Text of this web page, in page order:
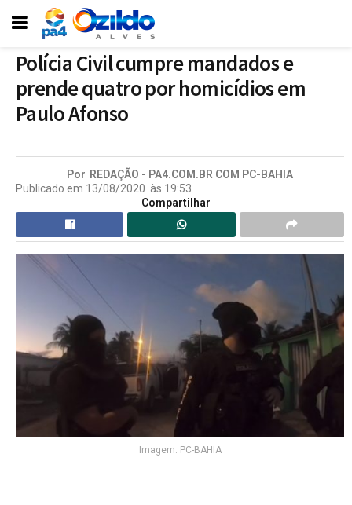
Polícia Civil cumpre mandados e
prende quatro por homicídios em
Paulo Afonso
Por REDAÇÃO - PA4.COM.BR COM PC-BAHIA
Publicado em 13/08/2020 às 19:53
Compartilhar
Imagem: PC-BAHIA